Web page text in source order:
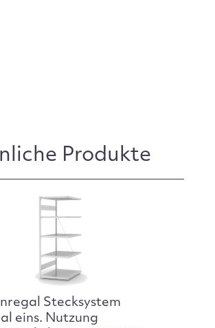
Produkte
Stecksystem
eins. Nutzung